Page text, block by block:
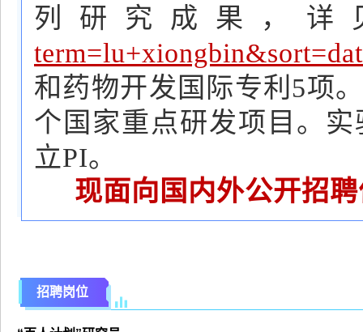
列研究成果，详
和药物开发国际专利5项
个国家重点研发项目。
立PI。
现面向国内外公开招
招聘岗位